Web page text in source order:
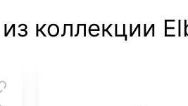
коллекции